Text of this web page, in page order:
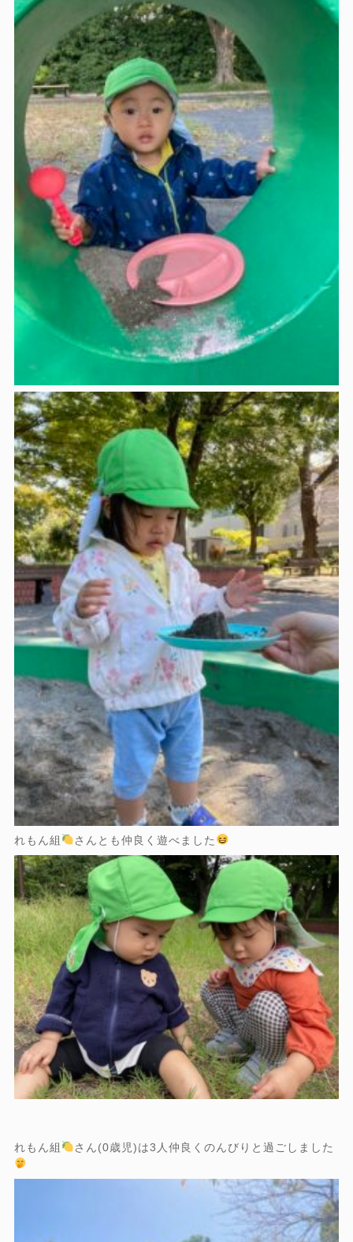
れもん組 さんとも仲良く遊べました
れもん組 さん(0歳児)は3人仲良くのんびりと過ごしました